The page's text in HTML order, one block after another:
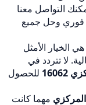
التواصل معنا
وحل جميع
هي الخيار الأمثل
لا تتردد في
للحصول
مهما كانت